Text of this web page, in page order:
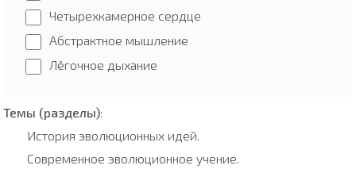
Четырехкамерное сердце
Абстрактное мышление
Лёгочное дыхание
Темы (разделы):
История эволюционных идей.
Современное эволюционное учение.